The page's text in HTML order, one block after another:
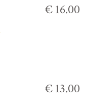
€ 16.00
€ 13.00